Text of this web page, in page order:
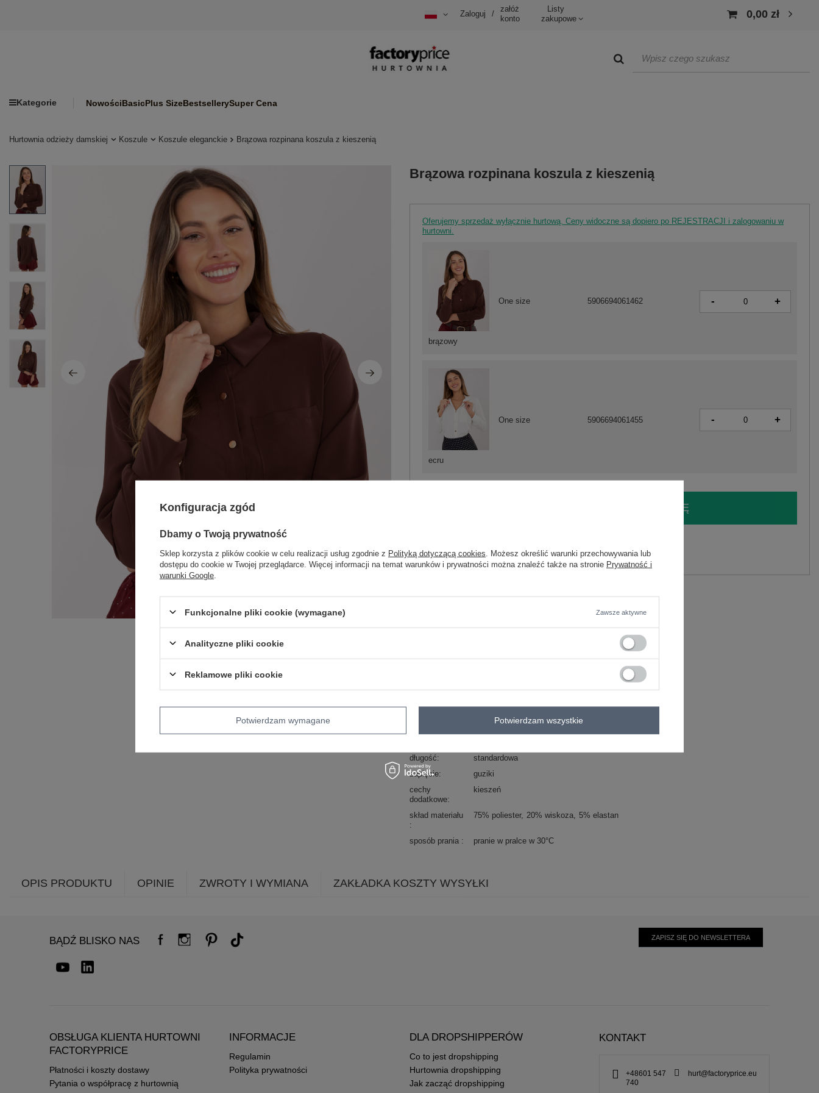
Zaloguj /
załóż
konto
Listy
zakupowe
0,00 zł
Kategorie NowościBasicPlus SizeBestsellerySuper Cena
Hurtownia odzieży damskiej Koszule Koszule eleganckie Brązowa rozpinana koszula z kieszenią
Brązowa rozpinana koszula z kieszenią
Oferujemy sprzedaż wyłącznie hurtową. Ceny widoczne są dopiero po REJESTRACJI i zalogowaniu w
hurtowni.
brązowy
One size 5906694061462 - +
ecru
One size 5906694061455 - +
ZALOGUJ SIĘ I ZOBACZ CENĘ
Zadzwoń+48 601 547 740 Zadaj pytanie
wzór
gładki
długość
standardowa
zapięcie
guziki
cechy
dodatkowe
kieszeń
skład materiału 75% poliester 20% wiskoza 5% elastan
sposób prania pranie w pralce w 30°C
OPIS PRODUKTU OPINIE ZWROTY I WYMIANA ZAKŁADKA KOSZTY WYSYŁKI
BĄDŹ BLISKO NAS ZAPISZ SIĘ DO NEWSLETTERA
OBSŁUGA KLIENTA HURTOWNI
FACTORYPRICE
Płatności i koszty dostawy
Pytania o współpracę z hurtownią
INFORMACJE
Regulamin
Polityka prywatności
DLA DROPSHIPPERÓW
Co to jest dropshipping
Hurtownia dropshipping
Jak zacząć dropshipping
KONTAKT
+48601 547
740
hurt@factoryprice.eu
Konfiguracja zgód
Dbamy o Twoją prywatność
Sklep korzysta z plików cookie w celu realizacji usług zgodnie z Polityką dotyczącą cookies . Możesz określić warunki przechowywania lub
dostępu do cookie w Twojej przeglądarce. Więcej informacji na temat warunków i prywatności można znaleźć także na stronie Prywatność i
warunki Google
Funkcjonalne pliki cookie (wymagane) Zawsze aktywne
Analityczne pliki cookie
Reklamowe pliki cookie
Potwierdzam wymagane Potwierdzam wszystkie